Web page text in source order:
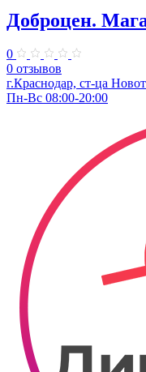
Доброцен.
0
0 отзывов
г.Краснодар, ст-ца
Пн-Вс 08:00-20:00